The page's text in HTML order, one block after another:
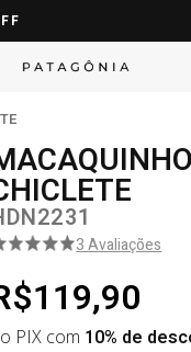
3 Avaliações
PIX com 10% de